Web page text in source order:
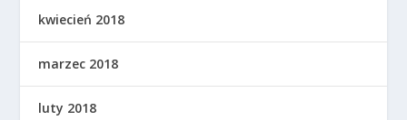
kwiecień 2018
marzec 2018
luty 2018